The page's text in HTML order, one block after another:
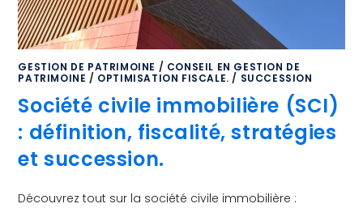
GESTION DE PATRIMOINE / CONSEIL EN GESTION DE
PATRIMOINE / OPTIMISATION FISCALE. / SUCCESSION
Société civile immobilière (SCI)
: définition, fiscalité, stratégies
et succession.
Découvrez tout sur la société civile immobilière :